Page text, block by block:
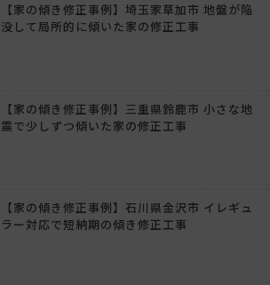
【家の傾き修正事例】埼玉家草加市 地盤が陥
没して局所的に傾いた家の修正工事
【家の傾き修正事例】三重県鈴鹿市 小さな地
震で少しずつ傾いた家の修正工事
【家の傾き修正事例】石川県金沢市 イレギュ
ラー対応で短納期の傾き修正工事